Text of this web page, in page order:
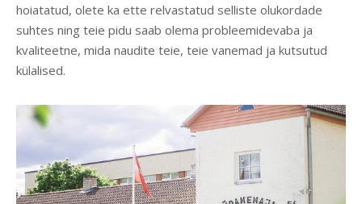
hoiatatud, olete ka ette relvastatud selliste olukordade
suhtes ning teie pidu saab olema probleemidevaba ja
kvaliteetne, mida naudite teie, teie vanemad ja kutsutud
külalised.